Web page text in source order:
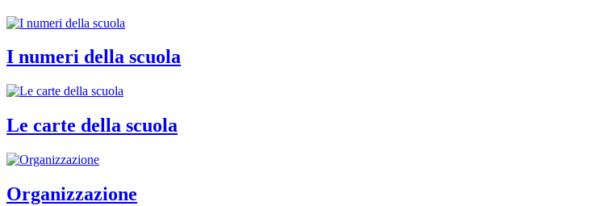
I numeri della scuola
Le carte della scuola
Organizzazione